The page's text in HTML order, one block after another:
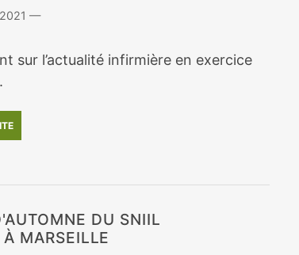
sur l’actualité infirmière en exercice
DU SNIIL
MARSEILLE